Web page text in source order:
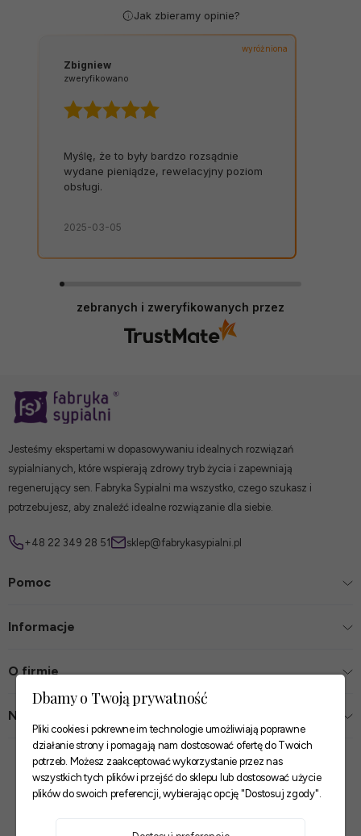
Jak zbieramy opinie?
wyróżniona
Zbigniew
zweryfikowano
Myślę, że to były bardzo rozsądnie
wydane pieniądze, rewelacyjny poziom
obsługi.
2025-03-05
zebranych i zweryfikowanych przez
Jesteśmy ekspertami w dopasowywaniu idealnych rozwiązań
sypialnianych, które wspierają zdrowy tryb życia i zapewniają
regenerujący sen. Fabryka Sypialni ma wszystko, czego szukasz i
potrzebujesz, aby znaleźć idealne rozwiązanie dla siebie.
+48 22 349 28 51 sklep@fabrykasypialni.pl
Pomoc
Informacje
O firmie
Nasze sklepy
Zaufane płatności
Dbamy o Twoją prywatność
Pliki cookies i pokrewne im technologie umożliwiają poprawne
działanie strony i pomagają nam dostosować ofertę do Twoich
potrzeb. Możesz zaakceptować wykorzystanie przez nas
wszystkich tych plików i przejść do sklepu lub dostosować użycie
plików do swoich preferencji, wybierając opcję "Dostosuj zgody".